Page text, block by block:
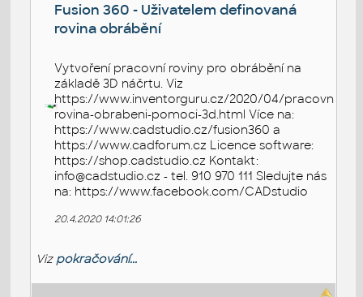
Fusion 360 - Uživatelem definovaná
rovina obrábění
Vytvoření pracovní roviny pro obrábění na
základě 3D náčrtu. Viz
https://www.inventorguru.cz/2020/04/pracovni-
rovina-obrabeni-pomoci-3d.html Více na:
https://www.cadstudio.cz/fusion360 a
https://www.cadforum.cz Licence software:
https://shop.cadstudio.cz Kontakt:
info@cadstudio.cz - tel. 910 970 111 Sledujte nás
na: https://www.facebook.com/CADstudio
20.4.2020 14:01:26
Viz pokračování...